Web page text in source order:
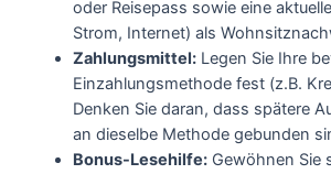
oder Reisepass sowie eine
Strom, Internet) als
Zahlungsmittel: Legen Sie Ihre
Einzahlungsmethode fest (z.B.
Denken Sie daran, dass spätere
an dieselbe Methode gebunden
Bonus-Lesehilfe: Gewöhnen Sie